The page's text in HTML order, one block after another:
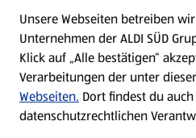
Karriere
Presse
Hilfe & Kontakt
(öffnet in einem neuen Tab)
Unsere Webseiten betreiben
Unternehmen der ALDI SÜD
Klick auf „Alle bestätigen“
Verarbeitungen der unter
Webseiten. Dort findest du
datenschutzrechtlichen